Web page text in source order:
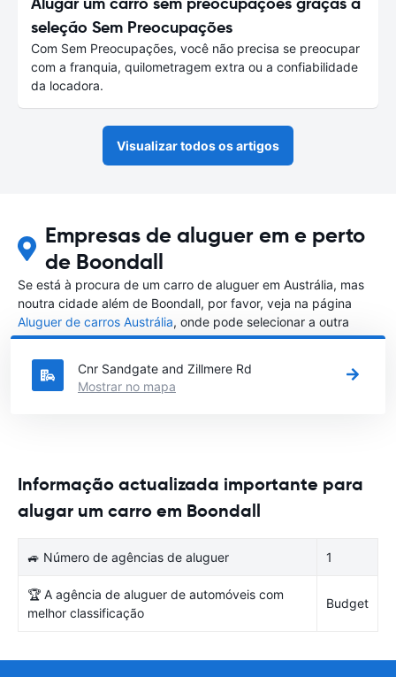
seleção Sem Preocupações
Com Sem Preocupações, você não precisa se preocupar
com a franquia, quilometragem extra ou a confiabilidade
da locadora.
Visualizar todos os artigos
Empresas de aluguer em e perto
de Boondall
Se está à procura de um carro de aluguer em Austrália, mas
noutra cidade além de Boondall, por favor, veja na página
Aluguer de carros Austrália, onde pode selecionar a outra
cidade em Austrália que gostaria de alugar um carro
Cnr Sandgate and Zillmere Rd
Mostrar no mapa
Informação actualizada importante para
alugar um carro em Boondall
🚙 Número de agências de aluguer 1
🏆 A agência de aluguer de automóveis com
melhor classificação
Budget